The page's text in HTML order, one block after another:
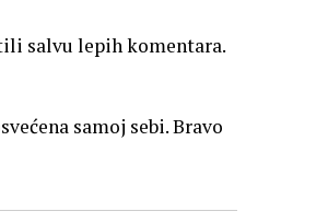
salvu lepih komentara.
samoj sebi. Bravo